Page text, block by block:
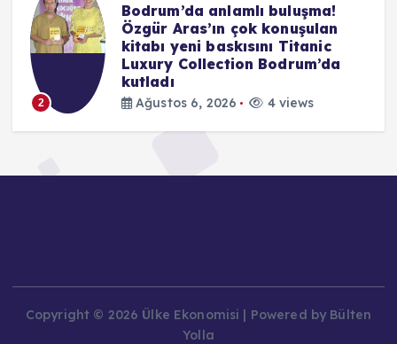
2
Bodrum’da anlamlı buluşma!
Özgür Aras’ın çok konuşulan
kitabı yeni baskısını Titanic
Luxury Collection Bodrum’da
kutladı
Ağustos 6, 2026 4 views
Copyright © 2026 Ülke Ekonomisi | Powered by Bülten
Yolla